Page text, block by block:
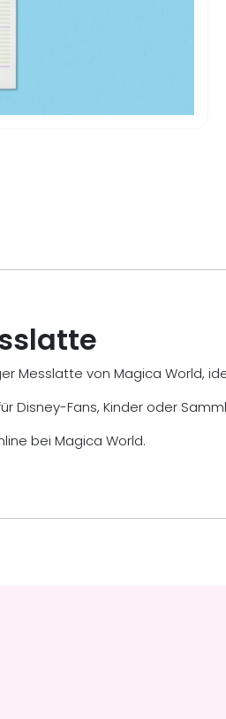
Messlatte von Magica World,
Disney-Fans, Kinder oder
bei Magica World.